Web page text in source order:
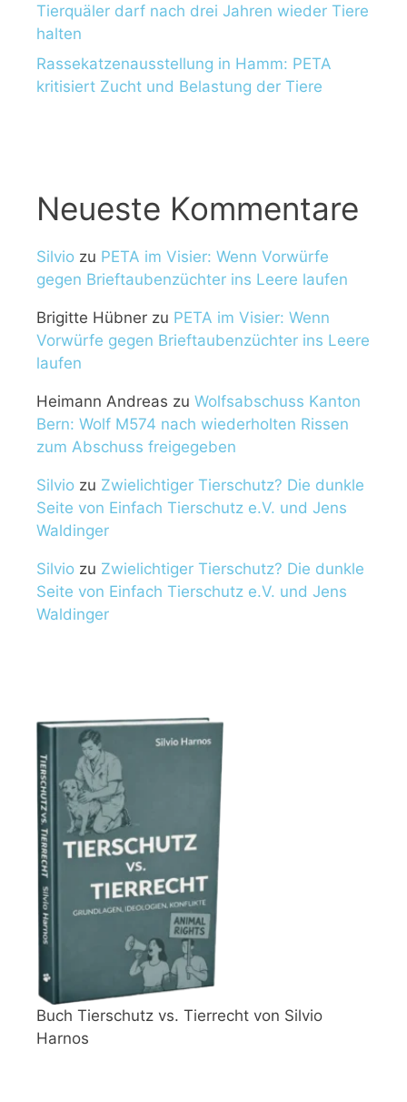
Tierquäler darf nach drei Jahren wieder Tiere
halten
Rassekatzenausstellung in Hamm: PETA
kritisiert Zucht und Belastung der Tiere
Neueste Kommentare
Silvio zu PETA im Visier: Wenn Vorwürfe
gegen Brieftaubenzüchter ins Leere laufen
Brigitte Hübner zu PETA im Visier: Wenn
Vorwürfe gegen Brieftaubenzüchter ins Leere
laufen
Heimann Andreas zu Wolfsabschuss Kanton
Bern: Wolf M574 nach wiederholten Rissen
zum Abschuss freigegeben
Silvio zu Zwielichtiger Tierschutz? Die dunkle
Seite von Einfach Tierschutz e.V. und Jens
Waldinger
Silvio zu Zwielichtiger Tierschutz? Die dunkle
Seite von Einfach Tierschutz e.V. und Jens
Waldinger
Buch Tierschutz vs. Tierrecht von Silvio
Harnos